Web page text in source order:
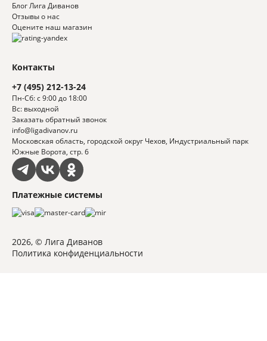
Контакты
+7 (495) 212-13-24
Пн-Сб: с 9:00 до 18:00
Вс: выходной
Заказать обратный звонок
info@ligadivanov.ru
Московская область, городской округ Чехов, Индустриальный парк
Южные Ворота, стр. 6
Платежные системы
Блог Лига Диванов
Отзывы о нас
Оцените наш магазин
2026, © Лига Диванов
Политика конфиденциальности